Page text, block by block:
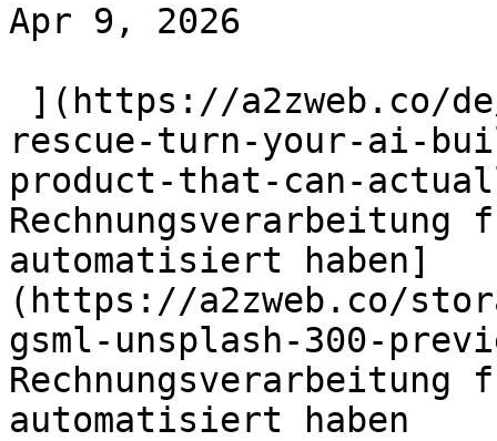
Apr 9, 2026
rescue-turn-your-ai-
product-that-can-
Rechnungsverarbeitung
automatisiert haben]
(https://a2zweb.co/
gsml-unsplash-300-
Rechnungsverarbeitung
automatisiert haben